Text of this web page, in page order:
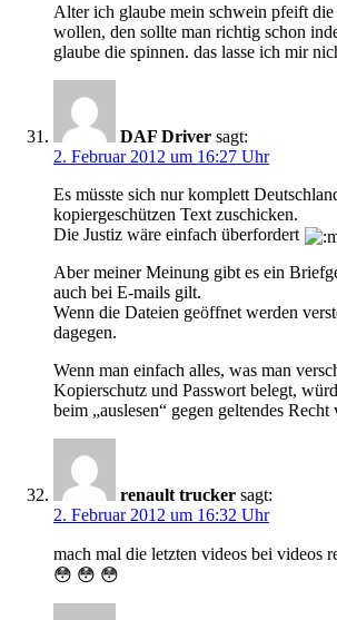
Alter ich glaube mein schwein pfeift die
wollen, den sollte man richtig schon
glaube die spinnen. das lasse ich mir
DAF Driver sagt:
2. Februar 2012 um 16:27 Uhr
Es müsste sich nur komplett
kopiergeschützen Text zuschicken.
Die Justiz wäre einfach überfordert
Aber meiner Meinung gibt es ein
auch bei E-mails gilt.
Wenn die Dateien geöffnet werden
dagegen.
Wenn man einfach alles, was man
Kopierschutz und Passwort belegt,
beim „auslesen“ gegen geltendes Recht
renault trucker sagt:
2. Februar 2012 um 16:32 Uhr
mach mal die letzten videos bei
😳 😳 😳